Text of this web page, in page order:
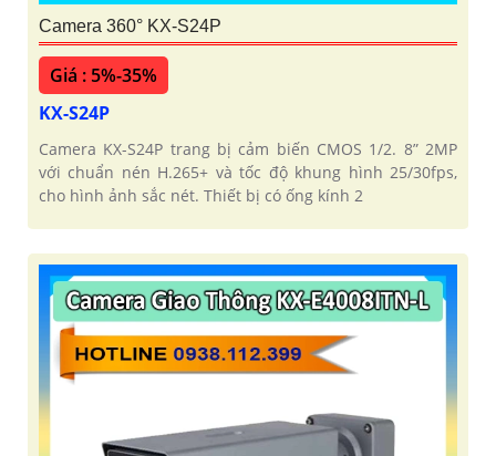
Camera 360° KX-S24P
Giá : 5%-35%
KX-S24P
Camera KX-S24P trang bị cảm biến CMOS 1/2. 8” 2MP
với chuẩn nén H.265+ và tốc độ khung hình 25/30fps,
cho hình ảnh sắc nét. Thiết bị có ống kính 2